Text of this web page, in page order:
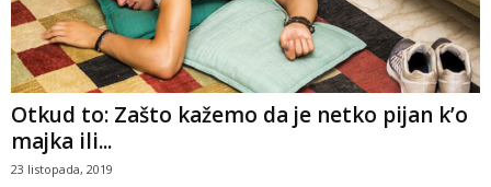
Otkud to: Zašto kažemo da je netko pijan k’o
majka ili...
23 listopada, 2019